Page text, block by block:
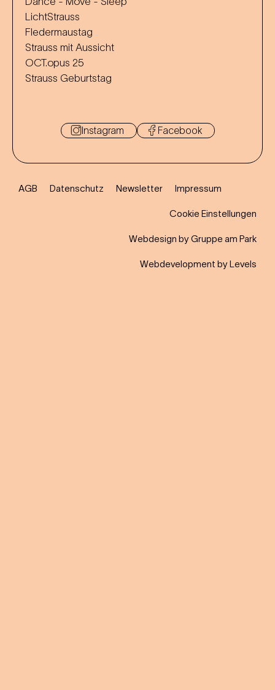
LichtStrauss
Fledermaustag
Strauss mit Aussicht
OCT.opus 25
Strauss Geburtstag
Instagram Facebook
AGB Datenschutz Newsletter Impressum
Cookie Einstellungen
Webdesign by Gruppe am Park
Webdevelopment by Levels